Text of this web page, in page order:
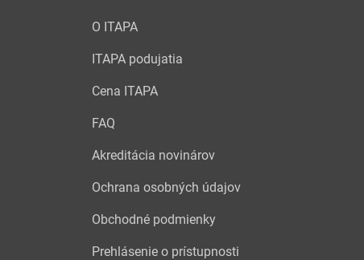
O ITAPA
ITAPA podujatia
Cena ITAPA
FAQ
Akreditácia novinárov
Ochrana osobných údajov
Obchodné podmienky
Prehlásenie o prístupnosti